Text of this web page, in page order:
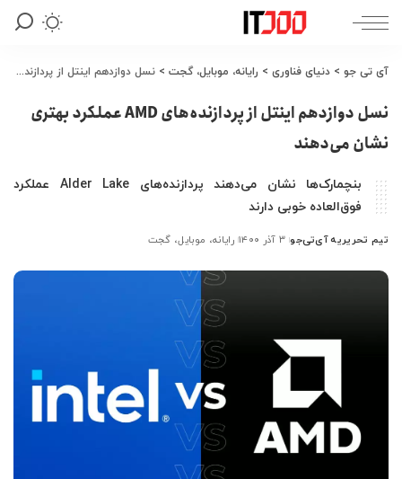
آی تی جو > دنیای فناوری > رایانه، موبایل، گجت > نسل دوازدهم اینتل از پردازنده‌های AMD عملکرد بهتری نشان می‌دهند
نسل دوازدهم اینتل از پردازنده‌های AMD عملکرد بهتری
نشان می‌دهند
بنچمارک‌ها نشان می‌دهند پردازنده‌های Alder Lake عملکرد
فوق‌العاده خوبی دارند
ارسال
توسط
تیم تحریریه آی‌تی‌جو ۳ آذر ۱۴۰۰ رایانه، موبایل، گجت